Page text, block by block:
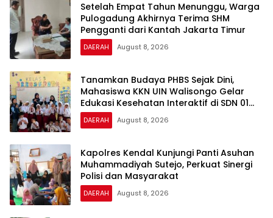
Setelah Empat Tahun Menunggu, Warga
Pulogadung Akhirnya Terima SHM
Pengganti dari Kantah Jakarta Timur
DAERAH August 8, 2026
Tanamkan Budaya PHBS Sejak Dini,
Mahasiswa KKN UIN Walisongo Gelar
Edukasi Kesehatan Interaktif di SDN 01
Pamriyan
DAERAH August 8, 2026
Kapolres Kendal Kunjungi Panti Asuhan
Muhammadiyah Sutejo, Perkuat Sinergi
Polisi dan Masyarakat
DAERAH August 8, 2026